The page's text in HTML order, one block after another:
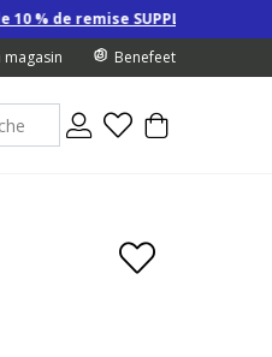
SUPPLÉMENTAIRE sur les
Benefeet